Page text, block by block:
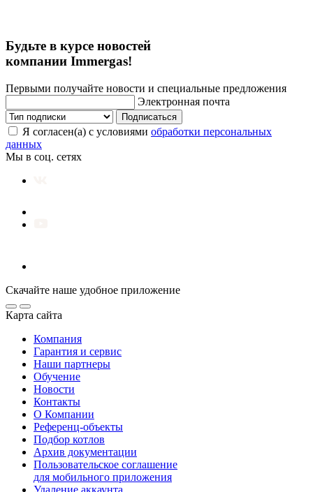
Будьте в курсе новостей
компании Immergas!
Первыми получайте новости и специальные предложения
Электронная почта
Подписаться
Я согласен(а) с условиями обработки персональных
данных
Мы в соц. сетях
Скачайте наше удобное приложение
Карта сайта
Компания
Гарантия и сервис
Наши партнеры
Обучение
Новости
Контакты
О Компании
Референц-объекты
Подбор котлов
Архив документации
Пользовательское соглашение
для мобильного приложения
Удаление аккаунта